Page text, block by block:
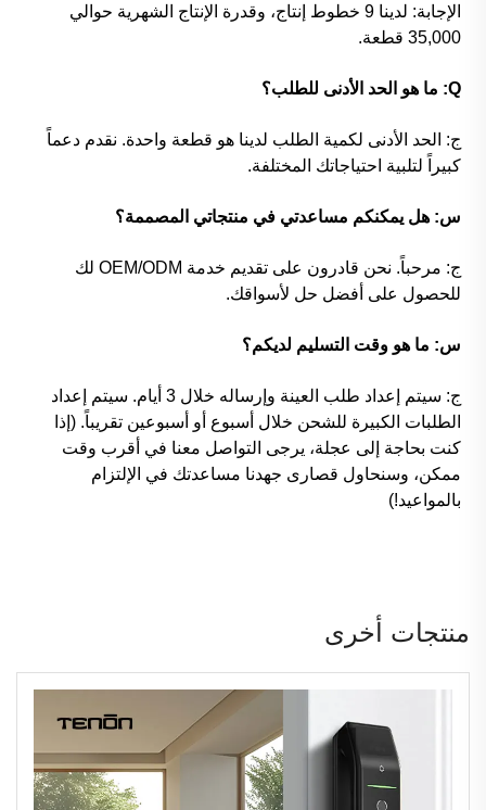
الإجابة: لدينا 9 خطوط إنتاج، وقدرة الإنتاج الشهرية حوالي
35,000 قطعة.
Q: ما هو الحد الأدنى للطلب؟
ج: الحد الأدنى لكمية الطلب لدينا هو قطعة واحدة. نقدم دعماً
كبيراً لتلبية احتياجاتك المختلفة.
س: هل يمكنكم مساعدتي في منتجاتي المصممة؟
ج: مرحباً. نحن قادرون على تقديم خدمة OEM/ODM لك
للحصول على أفضل حل لأسواقك.
س: ما هو وقت التسليم لديكم؟
ج: سيتم إعداد طلب العينة وإرساله خلال 3 أيام. سيتم إعداد
الطلبات الكبيرة للشحن خلال أسبوع أو أسبوعين تقريباً. (إذا
كنت بحاجة إلى عجلة، يرجى التواصل معنا في أقرب وقت
ممكن، وسنحاول قصارى جهدنا مساعدتك في الإلتزام
بالمواعيد!)
منتجات أخرى